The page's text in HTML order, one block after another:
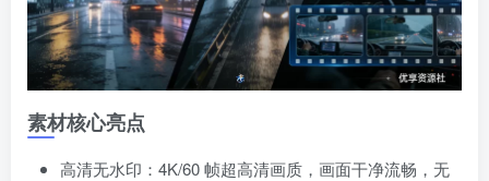
素材核心亮点
高清无水印：4K/60 帧超高清画质，画面干净流畅，无